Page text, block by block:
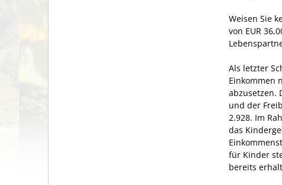
Weisen Sie
von EUR
Als letzter
Einkommen
abzusetzen.
und der
2.928. Im
das
für Kinder
bereits